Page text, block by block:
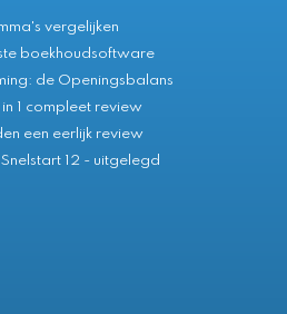
vergelijken
boekhoudsoftware
de Openingsbalans
1 compleet review
een eerlijk review
12 - uitgelegd